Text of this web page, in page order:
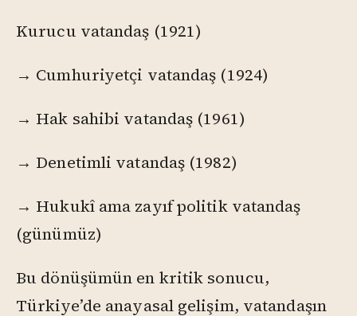
Kurucu vatandaş (1921)
→ Cumhuriyetçi vatandaş (1924)
→ Hak sahibi vatandaş (1961)
→ Denetimli vatandaş (1982)
→ Hukukî ama zayıf politik vatandaş
(günümüz)
Bu dönüşümün en kritik sonucu,
Türkiye’de anayasal gelişim, vatandaşın